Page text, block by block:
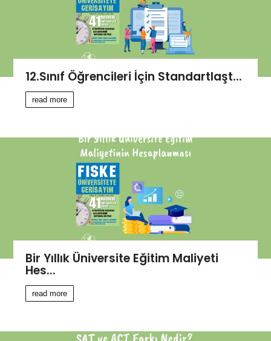
12.Sınıf Öğrencileri İçin Standartlaşt...
read more
Bir Yıllık Üniversite Eğitim Maliyeti
Hes...
read more